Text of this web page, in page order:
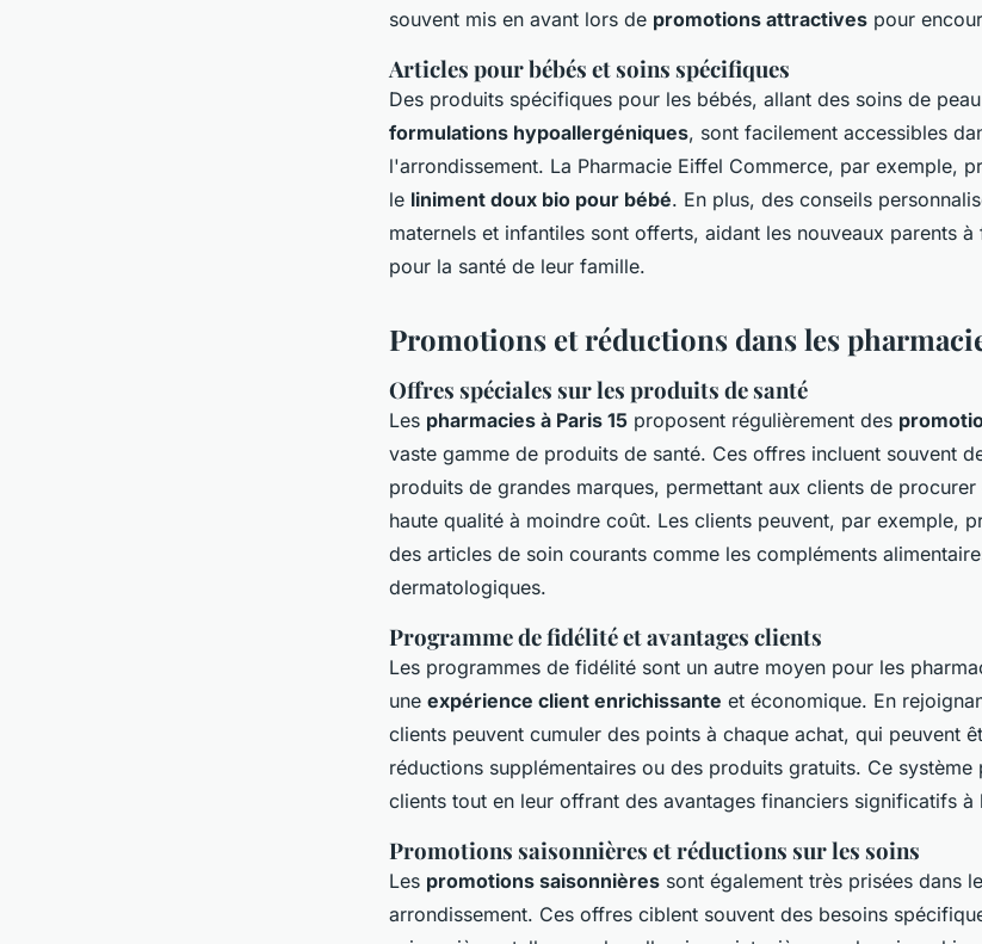
souvent mis en avant lors de promotions attractives pour
Articles pour bébés et soins spécifiques
Des produits spécifiques pour les bébés, allant des soins de
formulations hypoallergéniques, sont facilement accessibles
l'arrondissement. La Pharmacie Eiffel Commerce, par exemple,
le liniment doux bio pour bébé. En plus, des conseils
maternels et infantiles sont offerts, aidant les nouveaux parents
pour la santé de leur famille.
Promotions et réductions dans les
Offres spéciales sur les produits de santé
Les pharmacies à Paris 15 proposent régulièrement des
vaste gamme de produits de santé. Ces offres incluent souvent
produits de grandes marques, permettant aux clients de
haute qualité à moindre coût. Les clients peuvent, par exemple,
des articles de soin courants comme les compléments
dermatologiques.
Programme de fidélité et avantages clients
Les programmes de fidélité sont un autre moyen pour les
une expérience client enrichissante et économique. En
clients peuvent cumuler des points à chaque achat, qui peuvent
réductions supplémentaires ou des produits gratuits. Ce
clients tout en leur offrant des avantages financiers significatifs à
Promotions saisonnières et réductions sur les soins
Les promotions saisonnières sont également très prisées dans
arrondissement. Ces offres ciblent souvent des besoins